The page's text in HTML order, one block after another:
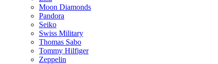
Moon Diamonds
Pandora
Seiko
Swiss Military
Thomas Sabo
Tommy Hilfiger
Zeppelin